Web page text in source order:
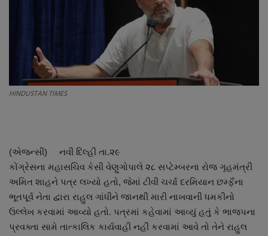
Contact
Dipotsav Special
ગુજરાત
જુનાગઢ
Support US
HINDUSTAN TIMES
(એજન્સી) નવી દિલ્હી તા.૨૯
કોંગ્રેસના મહાસચિવ કેસી વેણુગોપાલે ૨૮ સપ્ટેમ્બરના રોજ ગૃહમંત્રી
અમિત શાહને પત્ર લખ્યો હતો, જેમાં ટીવી ચર્ચા દરમિયાન છમ્ફઁના
ભૂતપૂર્વ નેતા દ્વારા રાહુલ ગાંધીને જાનથી મારી નાખવાની ધમકીનો
ઉલ્લેખ કરવામાં આવ્યો હતો. પત્રમાં કહેવામાં આવ્યું હતું કે ભાજપના
પ્રવક્તા સામે તાત્કાલિક કાર્યવાહી નહીં કરવામાં આવે તો તેને રાહુલ